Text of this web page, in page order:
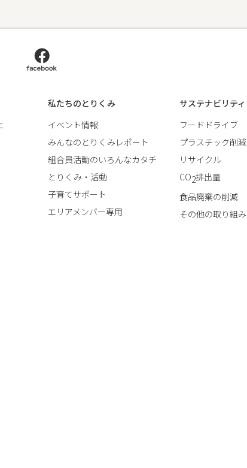
私たちのとりくみ
イベント情報
みんなのとりくみレポート
組合員活動のいろんなカタチ
とりくみ・活動
子育てサポート
エリアメンバー専用
サステナビリティ
フードドライブ
プラスチック削減
リサイクル
CO2排出量
食品廃棄の削減
その他の取り組み